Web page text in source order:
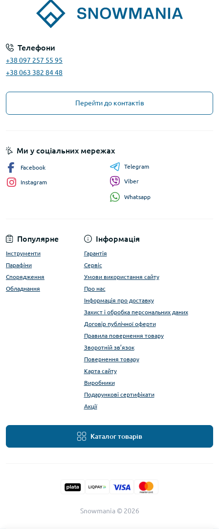
Телефони
+38 097 257 55 95
+38 063 382 84 48
Перейти до контактів
Популярне
Інструменти
Парафіни
Спорядження
Обладнання
Інформація
Гарантія
Сервіс
Умови використання сайту
Про нас
Інформація про доставку
Захист і обробка персональних даних
Договір публічної оферти
Правила повернення товару
Зворотній зв’язок
Повернення товару
Карта сайту
Виробники
Подарункові сертифікати
Акції
Каталог товарів
Ми у соціальних мережах
Facebook
Instagram
Telegram
Viber
Whatsapp
Snowmania © 2026